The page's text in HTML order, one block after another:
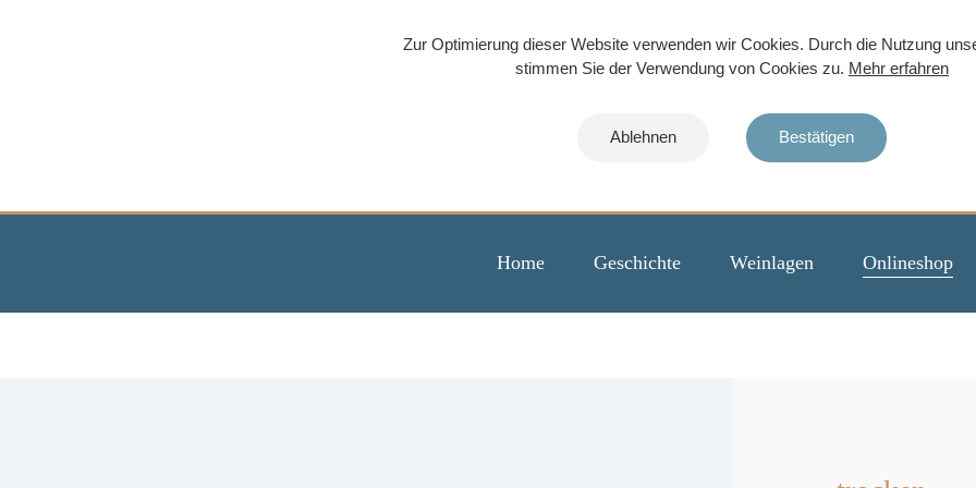
Zur Optimierung dieser Website verwenden wir Cookies. Durch die Nutzung
stimmen Sie der Verwendung von Cookies zu. Mehr erfahren
Ablehnen Bestätigen
Home Geschichte Weinlagen Onlineshop